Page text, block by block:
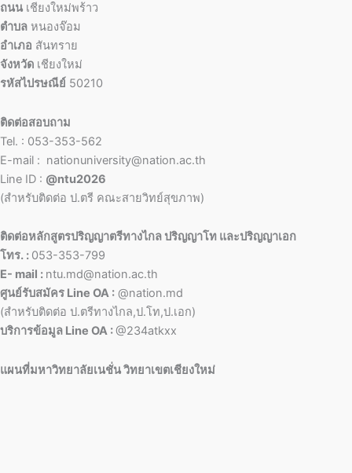
ถนน เชียงใหม่พร้าว
ตำบล หนองจ๊อม
อำเภอ สันทราย
จังหวัด เชียงใหม่
รหัสไปรษณีย์ 50210
ติดต่อสอบถาม
Tel. : 053-353-562
E-mail : nationuniversity@nation.ac.th
Line ID : @ntu2026
(สำหรับติดต่อ ป.ตรี คณะสายวิทย์สุขภาพ)
ติดต่อหลักสูตรปริญญาตรีทางไกล ปริญญาโท และปริญญาเอก
โทร. : 053-353-799
E- mail : ntu.md@nation.ac.th
ศูนย์รับสมัคร Line OA : @nation.md
(สำหรับติดต่อ ป.ตรีทางไกล,ป.โท,ป.เอก)
บริการข้อมูล Line OA :@234atkxx
แผนที่มหาวิทยาลัยเนชั่น วิทยาเขตเชียงใหม่